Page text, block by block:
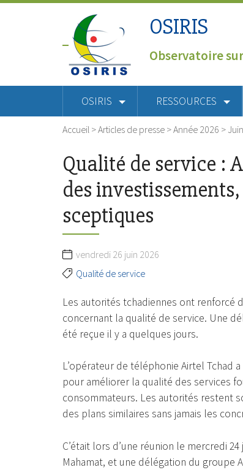
OSIRIS
Observatoire
OSIRIS RESSOURCES
Accueil >Articles de presse >Année 2026 >
Qualité de service :
des
sceptiques
vendredi 26 juin 2026
Qualité de service
Les autorités tchadiennes ont renforcé
concernant la qualité de service. Une
été reçue il y a quelques jours.
L’opérateur de téléphonie Airtel Tchad
pour améliorer la qualité des services
consommateurs. Les autorités restent
des plans similaires sans jamais les
C’était lors d’une réunion le mercredi
Mahamat, et une délégation du groupe